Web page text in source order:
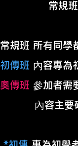
常規班
常規班 所有同學
初傳班 內容專為
奧傳班 參加者需
內容主要研